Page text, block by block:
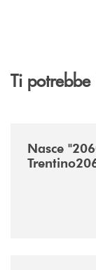
Ti potrebbe
Nasce